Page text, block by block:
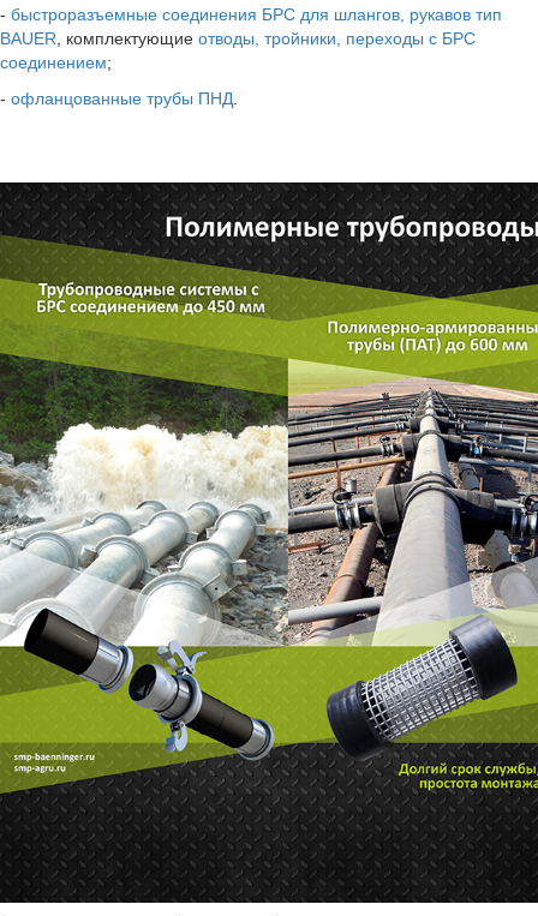
- быстроразъемные соединения БРС для шлангов, рукавов тип
BAUER , комплектующие отводы, тройники, переходы с БРС
соединением;
- офланцованные трубы ПНД